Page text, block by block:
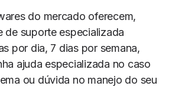
do mercado oferecem,
de suporte especializada
por dia, 7 dias por semana,
ajuda especializada no caso
ou dúvida no manejo do seu